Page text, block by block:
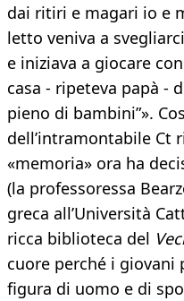
dai ritiri e magari io e
letto veniva a
e iniziava a giocare
casa - ripeteva papà -
pieno di bambini”».
dell’intramontabile Ct
«memoria» ora ha
(la professoressa
greca all’Università
ricca biblioteca del
cuore perché i giovani
figura di uomo e di